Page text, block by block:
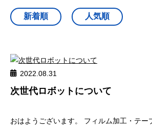
2022.08.31
次世代ロボットについて
おはようございます。 フィルム加工・テー